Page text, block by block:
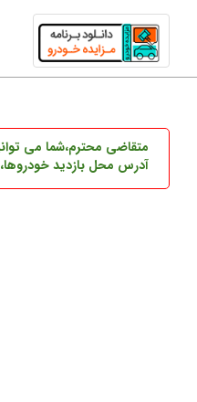
متقاضی محترم،شما می
آدرس محل بازدید خودروها،